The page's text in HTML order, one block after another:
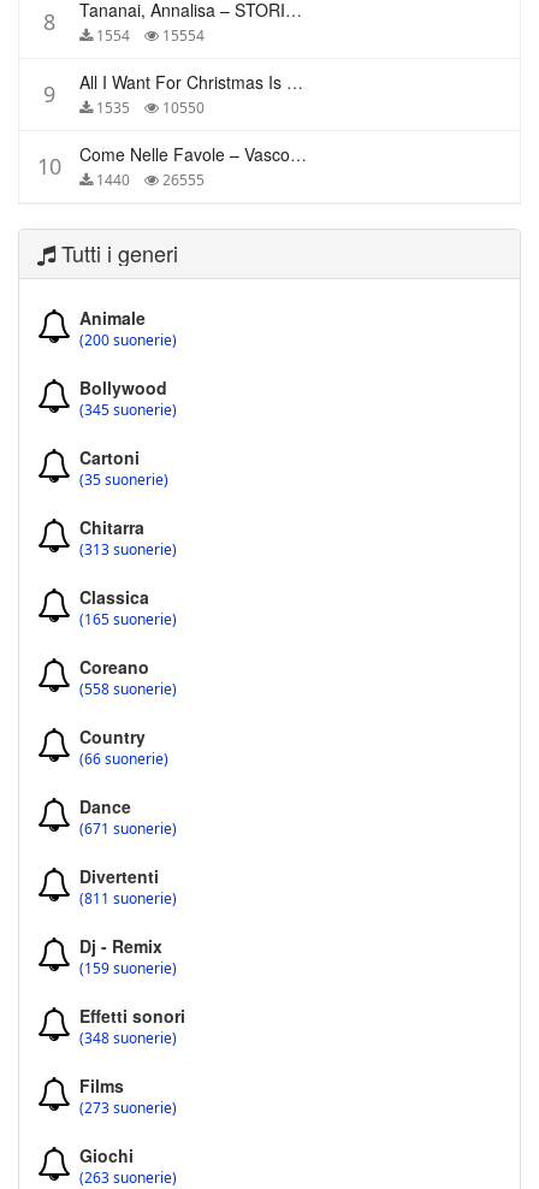
8 Tananai, Annalisa – STORIE BREVI
1554 15554
9 All I Want For Christmas Is You – Mariah Carey
1535 10550
10 Come Nelle Favole – Vasco Rossi
1440 26555
Tutti i generi
Animale
(200 suonerie)
Bollywood
(345 suonerie)
Cartoni
(35 suonerie)
Chitarra
(313 suonerie)
Classica
(165 suonerie)
Coreano
(558 suonerie)
Country
(66 suonerie)
Dance
(671 suonerie)
Divertenti
(811 suonerie)
Dj - Remix
(159 suonerie)
Effetti sonori
(348 suonerie)
Films
(273 suonerie)
Giochi
(263 suonerie)